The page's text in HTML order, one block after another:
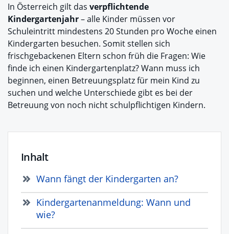
In Österreich gilt das verpflichtende
Kindergartenjahr– alle Kinder müssen vor
Schuleintritt mindestens 20 Stunden pro Woche einen
Kindergarten besuchen. Somit stellen sich
frischgebackenen Eltern schon früh die Fragen: Wie
finde ich einen Kindergartenplatz? Wann muss ich
beginnen, einen Betreuungsplatz für mein Kind zu
suchen und welche Unterschiede gibt es bei der
Betreuung von noch nicht schulpflichtigen Kindern.
Inhalt
Wann fängt der Kindergarten an?
Kindergartenanmeldung: Wann und
wie?